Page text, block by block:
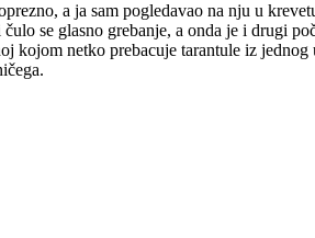
a ja sam pogledavao na nju u
se glasno grebanje, a onda je i drugi
netko prebacuje tarantule iz